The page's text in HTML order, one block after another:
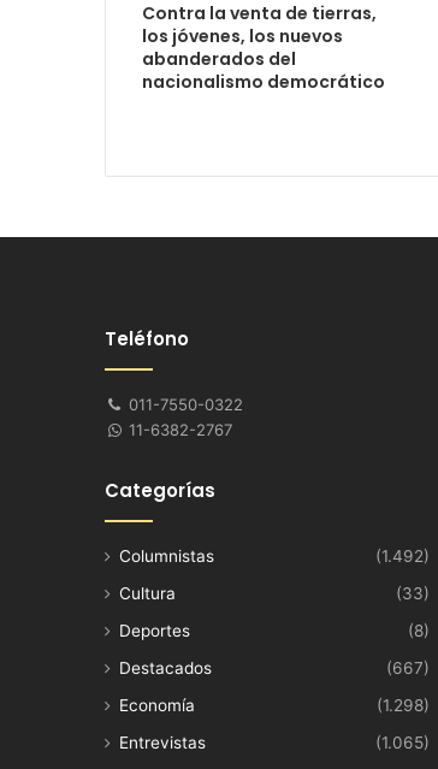
Contra la venta de tierras,
los jóvenes, los nuevos
abanderados del
nacionalismo democrático
Teléfono
011-7550-0322
11-6382-2767
Categorías
Columnistas
(1.492)
Cultura
(33)
Deportes
(8)
Destacados
(667)
Economía
(1.298)
Entrevistas
(1.065)